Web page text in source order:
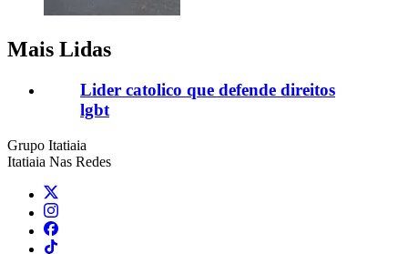
Mais Lidas
Lider catolico que defende direitos
lgbt
Grupo Itatiaia
Itatiaia Nas Redes